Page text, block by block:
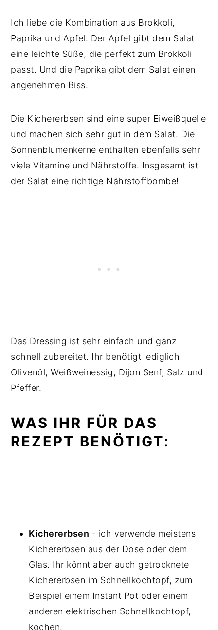
Ich liebe die Kombination aus Brokkoli,
Paprika und Apfel. Der Apfel gibt dem Salat
eine leichte Süße, die perfekt zum Brokkoli
passt. Und die Paprika gibt dem Salat einen
angenehmen Biss.
Die Kichererbsen sind eine super Eiweißquelle
und machen sich sehr gut in dem Salat. Die
Sonnenblumenkerne enthalten ebenfalls sehr
viele Vitamine und Nährstoffe. Insgesamt ist
der Salat eine richtige Nährstoffbombe!
Das Dressing ist sehr einfach und ganz
schnell zubereitet. Ihr benötigt lediglich
Olivenöl, Weißweinessig, Dijon Senf, Salz und
Pfeffer.
WAS IHR FÜR DAS
REZEPT BENÖTIGT:
Kichererbsen - ich verwende meistens
Kichererbsen aus der Dose oder dem
Glas. Ihr könnt aber auch getrocknete
Kichererbsen im Schnellkochtopf, zum
Beispiel einem Instant Pot oder einem
anderen elektrischen Schnellkochtopf,
kochen.